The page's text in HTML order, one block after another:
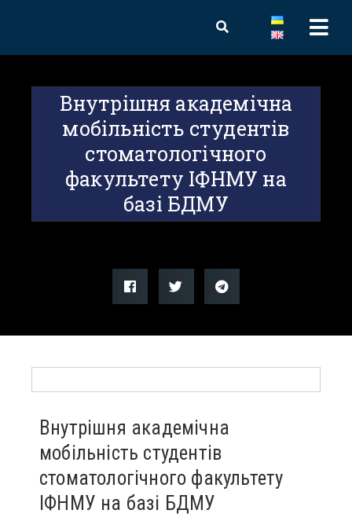
Внутрішня академічна
мобільність студентів
стоматологічного
факультету ІФНМУ на
базі БДМУ
Внутрішня академічна
мобільність студентів
стоматологічного факультету
ІФНМУ на базі БДМУ